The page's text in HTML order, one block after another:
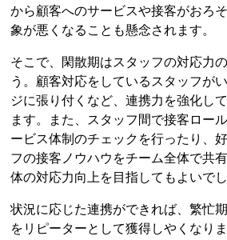
から顧客へのサービスや接客がおろ
象が悪くなることも懸念されます。
そこで、閑散期はスタッフの対応力
う。顧客対応をしているスタッフが
ジに張り付くなど、連携力を強化し
ます。また、スタッフ間で接客ロー
ービス体制のチェックを行ったり、
フの接客ノウハウをチーム全体で共
体の対応力向上を目指してもよいでし
状況に応じた連携ができれば、繁忙
をリピーターとして獲得しやくなり